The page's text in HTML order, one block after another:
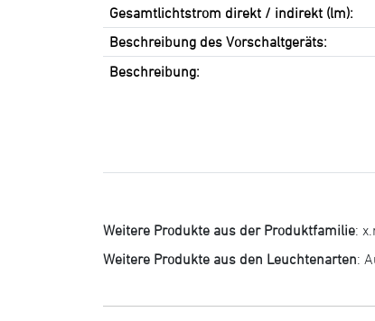
Gesamtlichtstrom direkt / indirekt (lm):
Beschreibung des Vorschaltgeräts:
Beschreibung:
Weitere Produkte aus der Produktfamilie:
Weitere Produkte aus den Leuchtenarten: